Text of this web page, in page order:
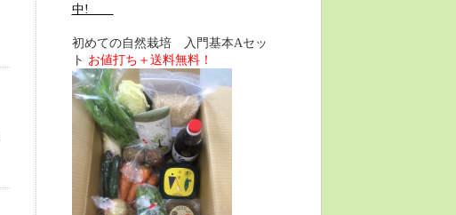
中!
初めての自然栽培 入門基本Aセッ
ト お値打ち＋送料無料！